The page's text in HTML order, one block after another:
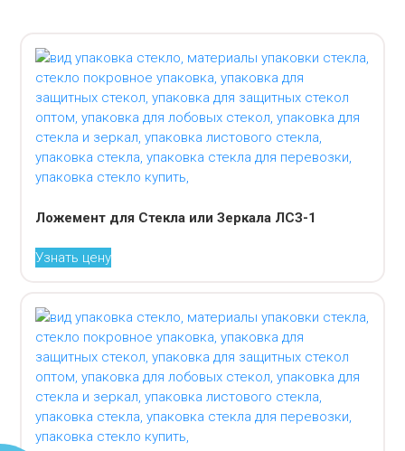
Ложемент для Стекла или Зеркала ЛСЗ-1
Узнать цену